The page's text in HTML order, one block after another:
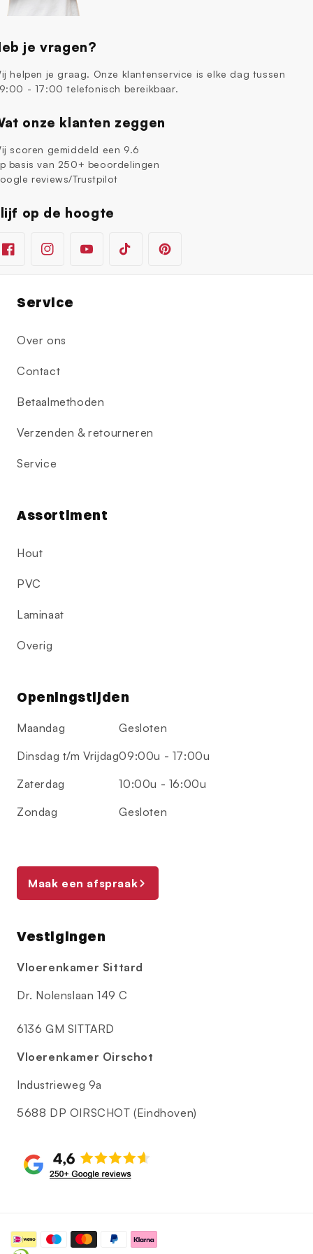
je vragen?
helpen je graag. Onze klantenservice is elke dag tussen
- 17:00 telefonisch bereikbaar.
onze klanten zeggen
scoren gemiddeld een 9.6
basis van 250+ beoordelingen
reviews/Trustpilot
op de hoogte
FacebookInstagramYouTubeTikTok Pinterest
Service
Over ons
Contact
Betaalmethoden
Verzenden & retourneren
Service
Assortiment
Hout
PVC
Laminaat
Overig
Openingstijden
Maandag
Dinsdag t/m Vrijdag
Zaterdag
Zondag
Gesloten
09:00u - 17:00u
10:00u - 16:00u
Gesloten
Maak een afspraak
Vestigingen
Vloerenkamer Sittard
Dr. Nolenslaan 149 C
6136 GM SITTARD
Vloerenkamer Oirschot
Industrieweg 9a
5688 DP OIRSCHOT (Eindhoven)
Betaalmethoden